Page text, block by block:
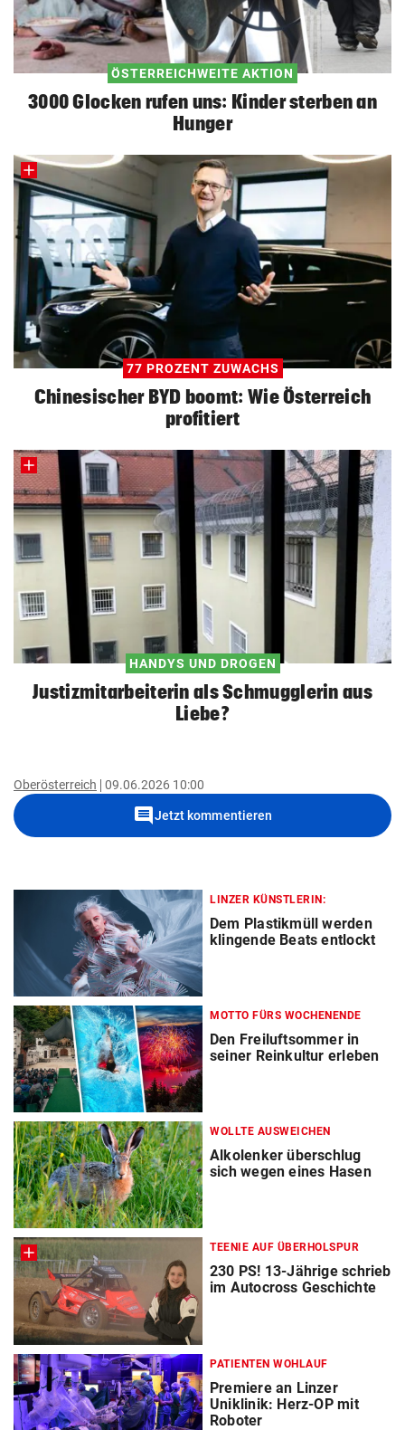
ÖSTERREICHWEITE AKTION
3000 Glocken rufen uns: Kinder sterben an
Hunger
77 PROZENT ZUWACHS
Chinesischer BYD boomt: Wie Österreich
profitiert
HANDYS UND DROGEN
Justizmitarbeiterin als Schmugglerin aus
Liebe?
Oberösterreich 09.06.2026 10:00
commentJetzt kommentieren
LINZER KÜNSTLERIN:
Dem Plastikmüll werden
klingende Beats entlockt
MOTTO FÜRS WOCHENENDE
Den Freiluftsommer in
seiner Reinkultur erleben
WOLLTE AUSWEICHEN
Alkolenker überschlug
sich wegen eines Hasen
TEENIE AUF ÜBERHOLSPUR
230 PS! 13-Jährige schrieb
im Autocross Geschichte
PATIENTEN WOHLAUF
Premiere an Linzer
Uniklinik: Herz-OP mit
Roboter